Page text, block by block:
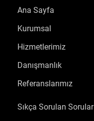
Ana Sayfa
Kurumsal
Hizmetlerimiz
Danışmanlık
Referanslarımız
Sıkça Sorulan Sorular